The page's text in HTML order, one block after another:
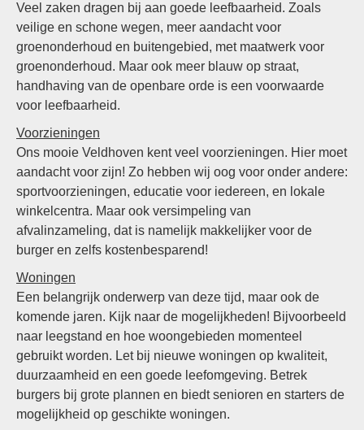
Veel zaken dragen bij aan goede leefbaarheid. Zoals
veilige en schone wegen, meer aandacht voor
groenonderhoud en buitengebied, met maatwerk voor
groenonderhoud. Maar ook meer blauw op straat,
handhaving van de openbare orde is een voorwaarde
voor leefbaarheid.
Voorzieningen
Ons mooie Veldhoven kent veel voorzieningen. Hier moet
aandacht voor zijn! Zo hebben wij oog voor onder andere:
sportvoorzieningen, educatie voor iedereen, en lokale
winkelcentra. Maar ook versimpeling van
afvalinzameling, dat is namelijk makkelijker voor de
burger en zelfs kostenbesparend!
Woningen
Een belangrijk onderwerp van deze tijd, maar ook de
komende jaren. Kijk naar de mogelijkheden! Bijvoorbeeld
naar leegstand en hoe woongebieden momenteel
gebruikt worden. Let bij nieuwe woningen op kwaliteit,
duurzaamheid en een goede leefomgeving. Betrek
burgers bij grote plannen en biedt senioren en starters de
mogelijkheid op geschikte woningen.